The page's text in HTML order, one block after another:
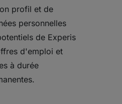
profil et de
personnelles
de Experis
d'emploi et
à durée